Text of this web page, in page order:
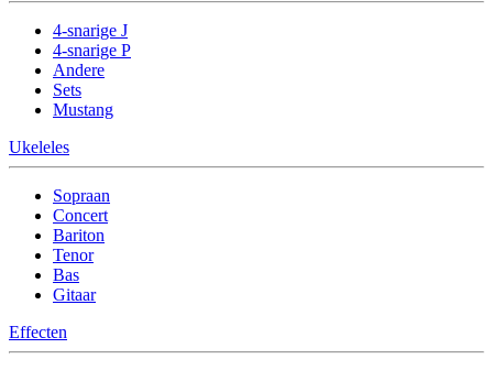
4-snarige J
4-snarige P
Andere
Sets
Mustang
Ukeleles
Sopraan
Concert
Bariton
Tenor
Bas
Gitaar
Effecten